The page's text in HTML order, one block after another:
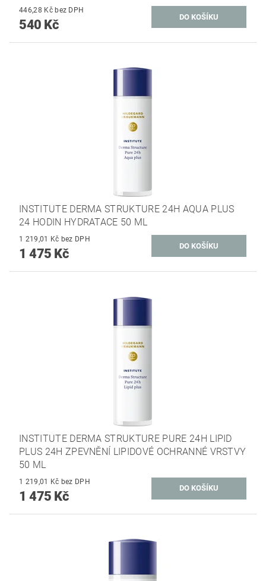
446,28 Kč bez DPH
540 Kč
INSTITUTE DERMA STRUKTURE 24H AQUA PLUS
24 HODIN HYDRATACE 50 ML
1 219,01 Kč bez DPH
1 475 Kč
INSTITUTE DERMA STRUKTURE PURE 24H LIPID
PLUS 24H ZPEVNĚNÍ LIPIDOVÉ OCHRANNÉ VRSTVY
50 ML
1 219,01 Kč bez DPH
1 475 Kč